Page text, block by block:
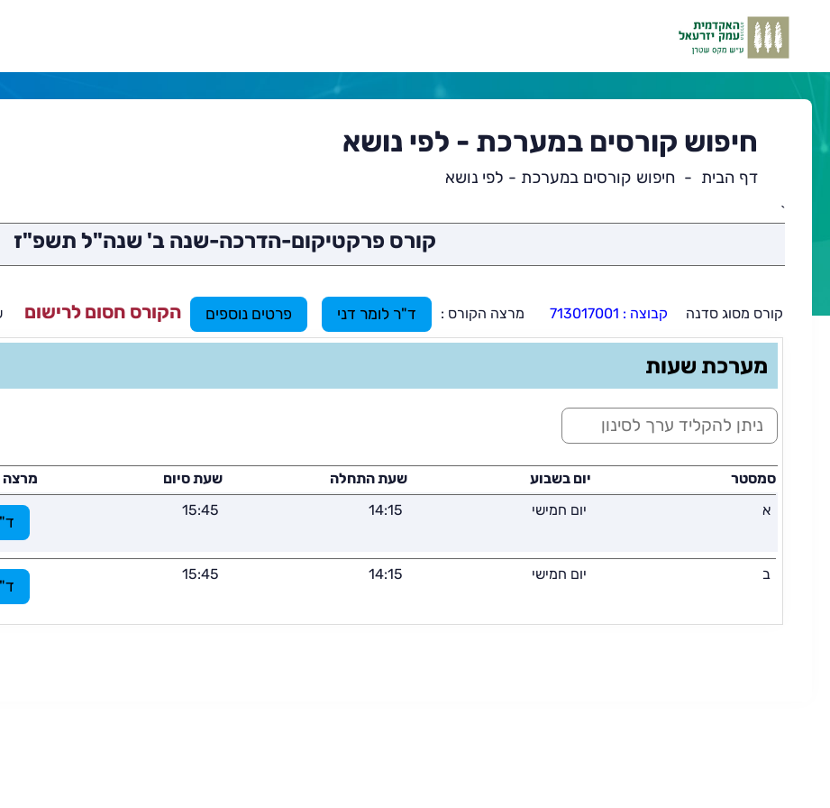
חיפוש קורסים במערכת - לפי נושא
דף הבית חיפוש קורסים במערכת - לפי נושא
`
ראשי
קורס פרקטיקום-הדרכה-שנה ב' שנה"ל תשפ"ז
קורס מסוג סדנה קבוצה : 713017001 מרצה הקורס : ד"ר לומר דני פרטים נוספים הקורס חסום לרישום
מערכת שעות
ס
נ
ו
ן
סמסטר יום בשבוע שעת התחלה שעת סיום מרצה
א
יום חמישי
ב יום חמישי